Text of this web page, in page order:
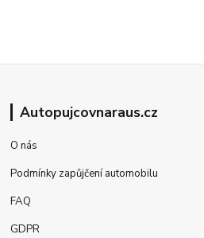
Autopujcovnaraus.cz
O nás
Podmínky zapůjčení automobilu
FAQ
GDPR